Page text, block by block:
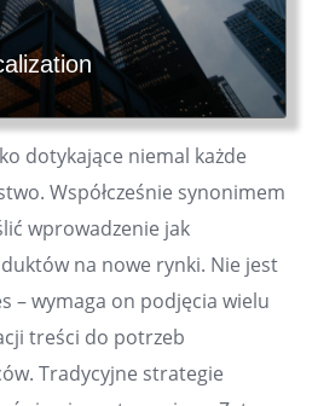
dotykające niemal każde
Współcześnie synonimem
wprowadzenie jak
na nowe rynki. Nie jest
– wymaga on podjęcia wielu
treści do potrzeb
Tradycyjne strategie